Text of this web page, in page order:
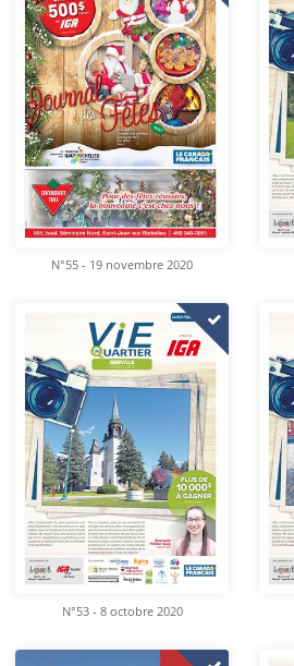
N°55 - 19 novembre 2020
N°53 - 8 octobre 2020